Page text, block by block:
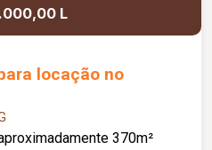
L
locação no
370m²